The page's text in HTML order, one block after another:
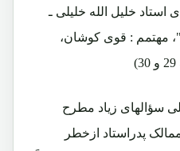
استاد خلیل الله خلیلی ـ
مهتمم : قوی کوشان،
سؤالهای زیاد مطرح
پدراستاد ازخطر